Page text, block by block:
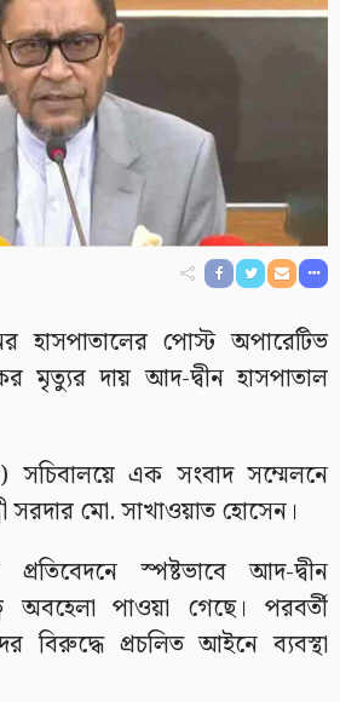
হাসপাতালের পোস্ট অপারেটিভ
মৃত্যুর দায় আদ-দ্বীন হাসপাতাল
এক সংবাদ সম্মেলনে
সরদার মো. সাখাওয়াত হোসেন।
স্পষ্টভাবে আদ-দ্বীন
অবহেলা পাওয়া গেছে। পরবর্তী
বিরুদ্ধে প্রচলিত আইনে ব্যবস্থা